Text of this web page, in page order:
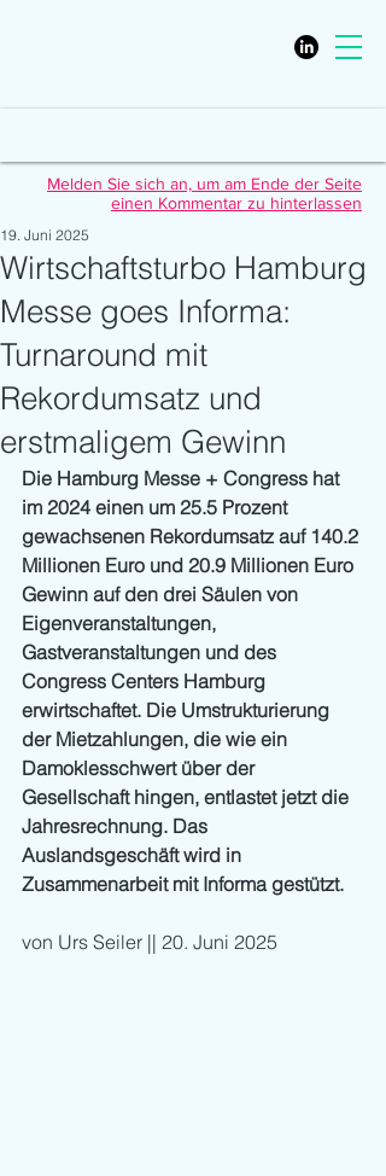
Melden Sie sich an, um am Ende der Seite
einen Kommentar zu hinterlassen
Wirtschaftsturbo Hamburg
Messe goes Informa:
Turnaround mit
Rekordumsatz und
erstmaligem Gewinn
19. Juni 2025
Die Hamburg Messe + Congress hat
im 2024 einen um 25.5 Prozent
gewachsenen Rekordumsatz auf 140.2
Millionen Euro und 20.9 Millionen Euro
Gewinn auf den drei Säulen von
Eigenveranstaltungen,
Gastveranstaltungen und des
Congress Centers Hamburg
erwirtschaftet. Die Umstrukturierung
der Mietzahlungen, die wie ein
Damoklesschwert über der
Gesellschaft hingen, entlastet jetzt die
Jahresrechnung. Das
Auslandsgeschäft wird in
Zusammenarbeit mit Informa gestützt.
von Urs Seiler || 20. Juni 2025